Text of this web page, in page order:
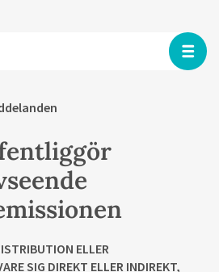
ELLER
SIG DIREKT ELLER INDIREKT,